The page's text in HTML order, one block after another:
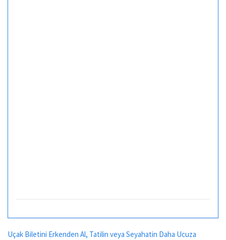
Uçak Biletini Erkenden Al, Tatilin veya Seyahatin Daha Ucuza